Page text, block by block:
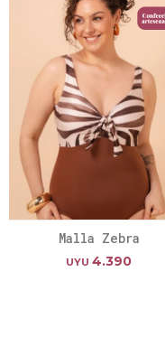
Malla Zebra
UYU 4.390